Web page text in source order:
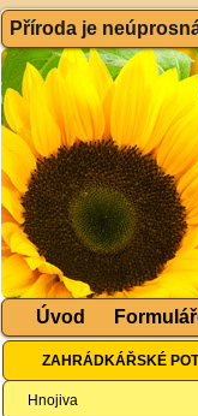
Příroda je
Úvod
ZAHRÁDKÁŘSKÉ
Hnojiva